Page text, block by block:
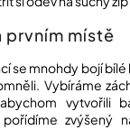
prvním místě
se mnohdy bojí bílé
Vybíráme
vytvořili
zvýšený